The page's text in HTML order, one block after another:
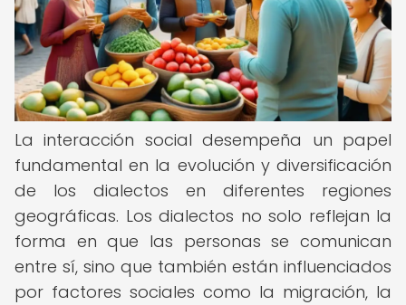
La interacción social desempeña un papel
fundamental en la evolución y diversificación
de los dialectos en diferentes regiones
geográficas. Los dialectos no solo reflejan la
forma en que las personas se comunican
entre sí, sino que también están influenciados
por factores sociales como la migración, la